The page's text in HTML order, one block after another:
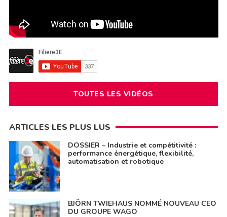
TOUTES LES VIDÉOS
ARTICLES LES PLUS LUS
DOSSIER – Industrie et compétitivité :
performance énergétique, flexibilité,
automatisation et robotique
BJÖRN TWIEHAUS NOMMÉ NOUVEAU CEO
DU GROUPE WAGO